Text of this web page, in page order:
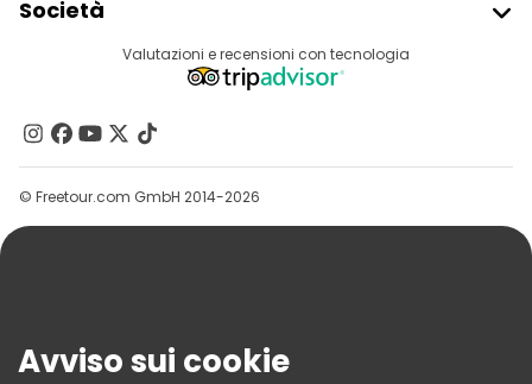
Accesso Del Fornitore
Programma Di Affiliazione
Società
Destinazioni
Contattaci
Gruppi
Aiuto
Termini E Condizioni
Valutazioni e recensioni con tecnologia
© Freetour.com GmbH 2014-2026
Avviso sui cookie